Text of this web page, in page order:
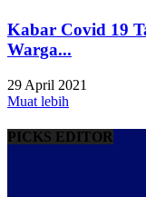
Kabar Covid 19
Warga...
29 April 2021
Muat lebih
PICKS EDITOR